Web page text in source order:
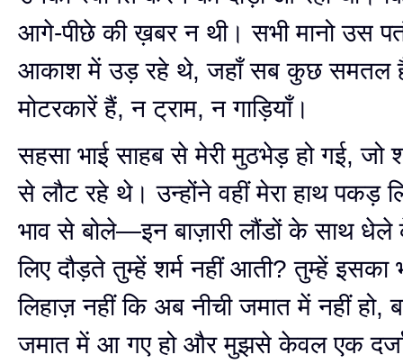
आगे-पीछे की ख़बर न थी। सभी मानो उस
आकाश में उड़ रहे थे, जहाँ सब कुछ समतल
मोटरकारें हैं, न ट्राम, न गाड़ियाँ।
सहसा भाई साहब से मेरी मुठभेड़ हो गई, जो
से लौट रहे थे। उन्होंने वहीं मेरा हाथ पकड़
भाव से बोले—इन बाज़ारी लौंडों के साथ
लिए दौड़ते तुम्हें शर्म नहीं आती? तुम्हें इसका
लिहाज़ नहीं कि अब नीची जमात में नहीं हो,
जमात में आ गए हो और मुझसे केवल एक